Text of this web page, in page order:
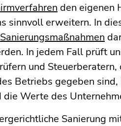
den eigenen
sinnvoll erweitern. In
Sanierungsmaßnahmen
In jedem Fall prüft
und Steuerberatern,
Betriebs gegeben
die Werte des
Sanierung